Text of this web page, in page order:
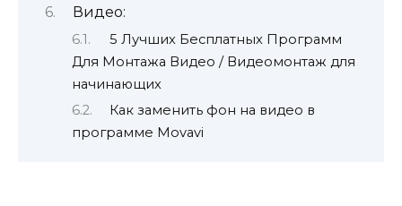
Видео:
5 Лучших Бесплатных Программ
Для Монтажа Видео / Видеомонтаж для
начинающих
Как заменить фон на видео в
программе Movavi